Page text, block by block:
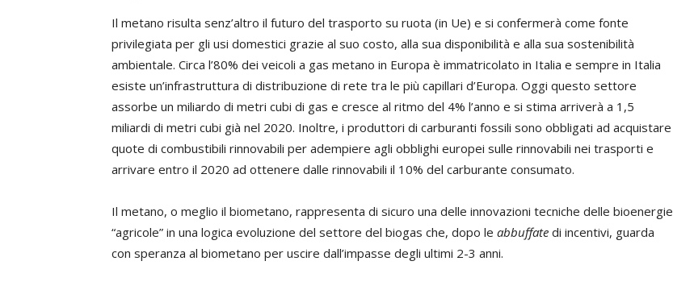
Il metano risulta senz’altro il futuro del trasporto su ruota (in Ue) e si confermerà come fonte
privilegiata per gli usi domestici grazie al suo costo, alla sua disponibilità e alla sua sostenibilità
ambientale. Circa l’80% dei veicoli a gas metano in Europa è immatricolato in Italia e sempre in Italia
esiste un’infrastruttura di distribuzione di rete tra le più capillari d’Europa. Oggi questo settore
assorbe un miliardo di metri cubi di gas e cresce al ritmo del 4% l’anno e si stima arriverà a 1,5
miliardi di metri cubi già nel 2020. Inoltre, i produttori di carburanti fossili sono obbligati ad acquistare
quote di combustibili rinnovabili per adempiere agli obblighi europei sulle rinnovabili nei trasporti e
arrivare entro il 2020 ad ottenere dalle rinnovabili il 10% del carburante consumato.
Il metano, o meglio il biometano, rappresenta di sicuro una delle innovazioni tecniche delle bioenergie
“agricole” in una logica evoluzione del settore del biogas che, dopo le abbuffate di incentivi, guarda
con speranza al biometano per uscire dall’impasse degli ultimi 2-3 anni.